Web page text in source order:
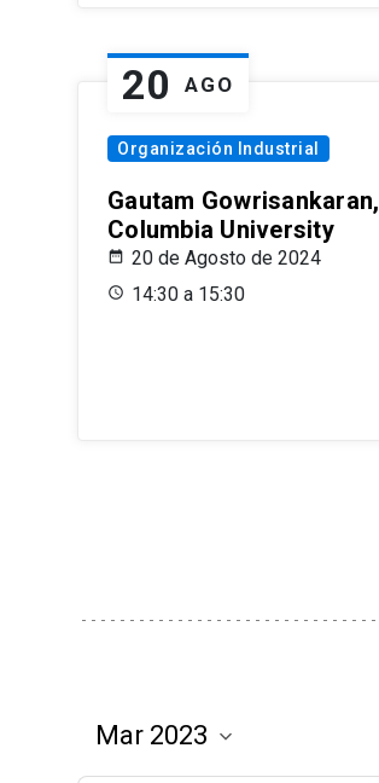
20 AGO
Organización Industrial
Gautam Gowrisankaran,
Columbia University
20 de Agosto de 2024
14:30 a 15:30